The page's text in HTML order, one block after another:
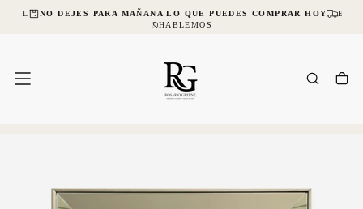
SALTARNO DEJES PARA MAÑANA LO QUE PUEDES COMPRAR HOY
HABLEMOS